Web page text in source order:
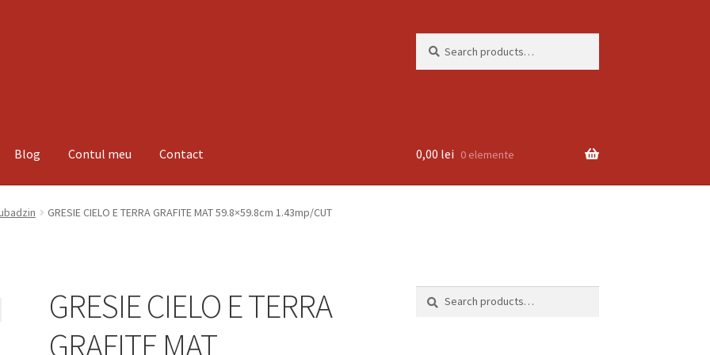
for:
Blog Contul meu Contact
noiInformatii MagazinPlată
0,00 lei 0 elemente
GRESIE CIELO E TERRA GRAFITE MAT 59.8×59.8cm 1.43mp/CUT
GRESIE CIELO E TERRA
GRAFITE MAT
Search
Search